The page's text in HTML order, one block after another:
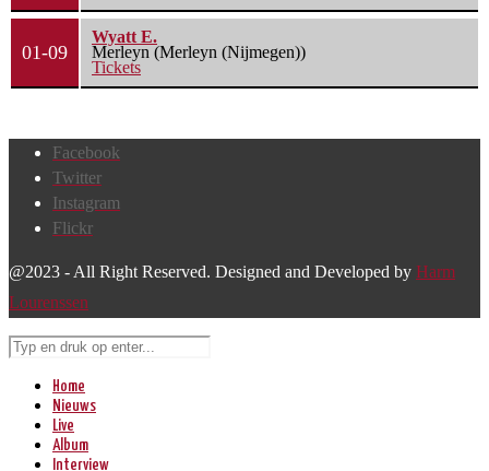
01-09
Wyatt E.
Merleyn (Merleyn (Nijmegen))
Tickets
Facebook
Twitter
Instagram
Flickr
@2023 - All Right Reserved. Designed and Developed by Harm
Lourenssen
Home
Nieuws
Live
Album
Interview